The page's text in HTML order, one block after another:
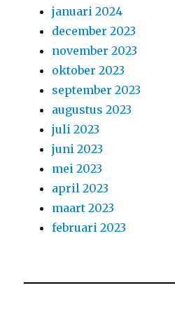
januari 2024
december 2023
november 2023
oktober 2023
september 2023
augustus 2023
juli 2023
juni 2023
mei 2023
april 2023
maart 2023
februari 2023